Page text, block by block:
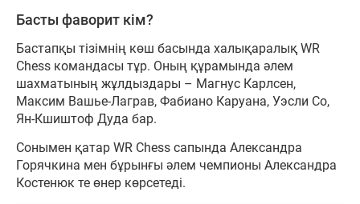
Басты фаворит кім?
Бастапқы тізімнің көш басында халықаралық WR
Chess командасы тұр. Оның құрамында әлем
шахматының жұлдыздары – Магнус Карлсен,
Максим Вашье-Лаграв, Фабиано Каруана, Уэсли Со,
Ян-Кшиштоф Дуда бар.
Сонымен қатар WR Chess сапында Александра
Горячкина мен бұрынғы әлем чемпионы Александра
Костенюк те өнер көрсетеді.